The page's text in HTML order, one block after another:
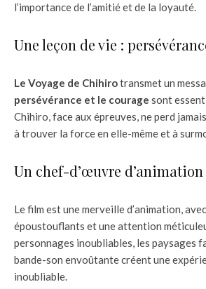
l’importance de l’amitié et de la loyauté.
Une leçon de vie :
Le Voyage de Chihirotransmet un
persévérance et le courage sont
Chihiro, face aux épreuves, ne perd
à trouver la force en elle-même et à
Un chef-d’œuvre d’animation
Le film est une merveille d’animation,
époustouflants et une attention
personnages inoubliables, les paysages
bande-son envoûtante créent une
inoubliable.